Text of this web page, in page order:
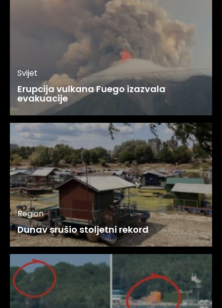
Svijet
Erupcija vulkana Fuego izazvala
evakuacije
Region
Dunav srušio stoljetni rekord